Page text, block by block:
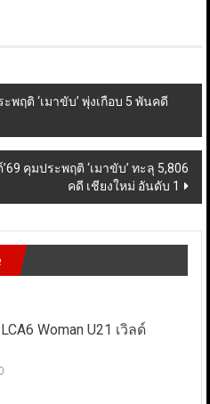
พฤติ ‘เมาขับ’ พุ่งเกือบ 5 พันคดี
คุมประพฤติ ‘เมาขับ’ ทะลุ 5,806
คดี เชียงใหม่ อันดับ 1
Woman U21 เวิลด์